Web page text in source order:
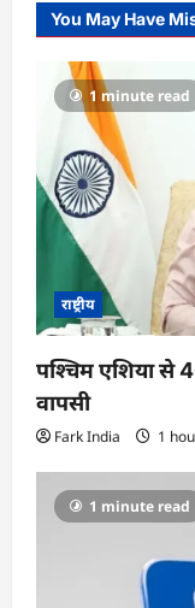
You May Have
1 minute read
राष्ट्रीय
पश्चिम एशिया से
वापसी
Fark India 1
1 minute read